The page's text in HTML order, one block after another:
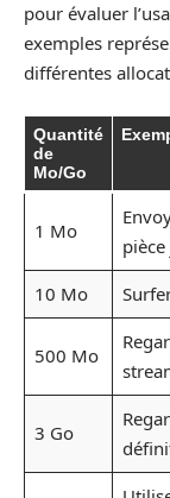
pour évaluer
exemples
différentes
Quantité
de
Mo/Go
1 Mo
10 Mo
500 Mo
3 Go